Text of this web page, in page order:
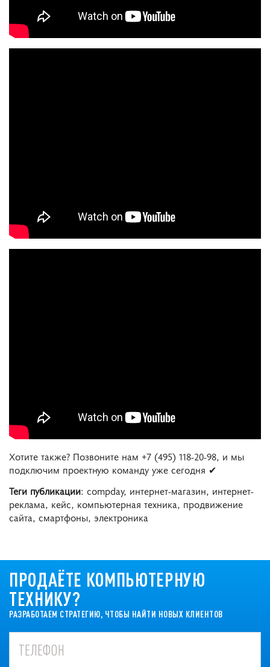
Хотите также? Позвоните нам +7 (495) 118-20-98, и мы
подключим проектную команду уже сегодня ✔
Теги публикации: compday, интернет-магазин, интернет-
реклама, кейс, компьютерная техника, продвижение
сайта, смартфоны, электроника
ПРОДАЁТЕ КОМПЬЮТЕРНУЮ
ТЕХНИКУ?
РАЗРАБОТАЕМ СТРАТЕГИЮ, ЧТОБЫ НАЙТИ НОВЫХ КЛИЕНТОВ